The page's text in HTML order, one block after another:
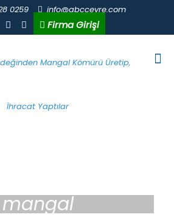
0259 info@abccevre.com
Firma Girişi
mangal